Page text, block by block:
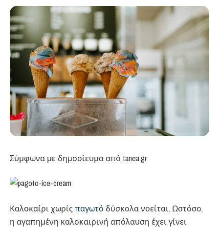
Σύμφωνα με δημοσίευμα από tanea.gr
Καλοκαίρι χωρίςπαγωτό δύσκολα νοείται. Ωστόσο,
η αγαπημένη καλοκαιρινή απόλαυση έχει γίνει